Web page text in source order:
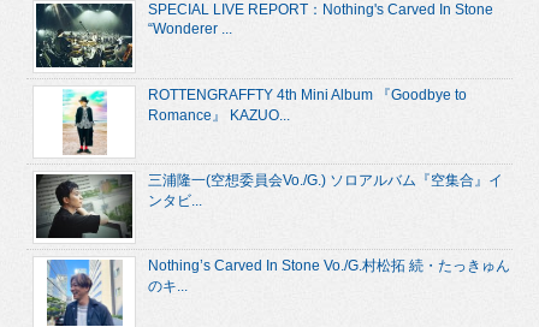
SPECIAL LIVE REPORT：Nothing's Carved In Stone
“Wonderer ...
ROTTENGRAFFTY 4th Mini Album 『Goodbye to
Romance』 KAZUO...
三浦隆一(空想委員会Vo./G.) ソロアルバム『空集合』イ
ンタビ...
Nothing’s Carved In Stone Vo./G.村松拓 続・たっきゅん
のキ...